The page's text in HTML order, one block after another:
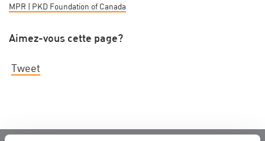
MPR | PKD Foundation of Canada
Aimez-vous cette page?
Tweet